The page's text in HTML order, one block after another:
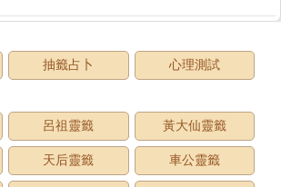
抽籤占卜 心理測試
呂祖靈籤 黃大仙靈籤
天后靈籤 車公靈籤